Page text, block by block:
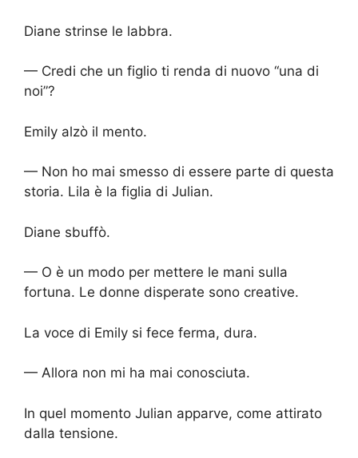
Diane strinse le labbra.
— Credi che un figlio ti renda di nuovo “una di
noi”?
Emily alzò il mento.
— Non ho mai smesso di essere parte di questa
storia. Lila è la figlia di Julian.
Diane sbuffò.
— O è un modo per mettere le mani sulla
fortuna. Le donne disperate sono creative.
La voce di Emily si fece ferma, dura.
— Allora non mi ha mai conosciuta.
In quel momento Julian apparve, come attirato
dalla tensione.